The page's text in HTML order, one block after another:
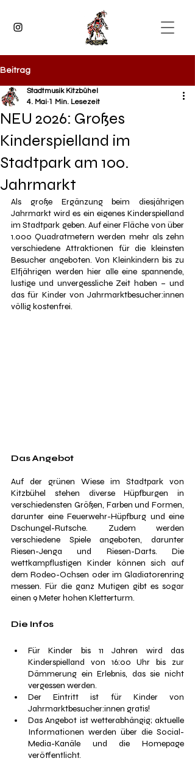
Beitrag
NEU 2026: Großes
Kinderspielland im
Stadtpark am 100.
Jahrmarkt
Stadtmusik Kitzbühel
4. Mai 1 Min. Lesezeit
Als große Ergänzung beim diesjährigen
Jahrmarkt wird es ein eigenes Kinderspielland
im Stadtpark geben. Auf einer Fläche von über
1.000 Quadratmetern werden mehr als zehn
verschiedene Attraktionen für die kleinsten
Besucher angeboten. Von Kleinkindern bis zu
Elfjährigen werden hier alle eine spannende,
lustige und unvergessliche Zeit haben – und
das für Kinder von Jahrmarktbesucher:innen
völlig kostenfrei.
Das Angebot
Auf der grünen Wiese im Stadtpark von
Kitzbühel stehen diverse Hüpfburgen in
verschiedensten Größen, Farben und Formen,
darunter eine Feuerwehr-Hüpfburg und eine
Dschungel-Rutsche. Zudem werden
verschiedene Spiele angeboten, darunter
Riesen-Jenga und Riesen-Darts. Die
wettkampflustigen Kinder können sich auf
dem Rodeo-Ochsen oder im Gladiatorenring
messen. Für die ganz Mutigen gibt es sogar
einen 9 Meter hohen Kletterturm.
Die Infos
Für Kinder bis 11 Jahren wird das
Kinderspielland von 16:00 Uhr bis zur
Dämmerung ein Erlebnis, das sie nicht
vergessen werden.
Der Eintritt ist für Kinder von
Jahrmarktbesucher:innen gratis!
Das Angebot ist wetterabhängig; aktuelle
Informationen werden über die Social-
Media-Kanäle und die Homepage
veröffentlicht.